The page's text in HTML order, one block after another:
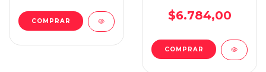
$6.784,00